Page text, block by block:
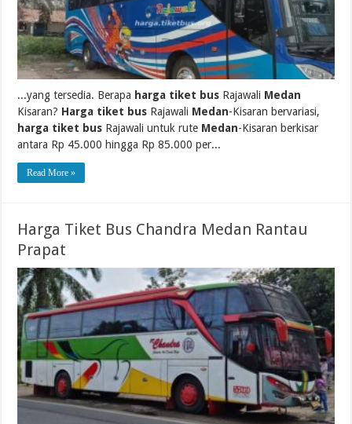
...yang tersedia. Berapa harga tiket bus Rajawali Medan
Kisaran? Harga tiket bus Rajawali Medan-Kisaran bervariasi,
harga tiket bus Rajawali untuk rute Medan-Kisaran berkisar
antara Rp 45.000 hingga Rp 85.000 per...
Read More »
Harga Tiket Bus Chandra Medan Rantau
Prapat